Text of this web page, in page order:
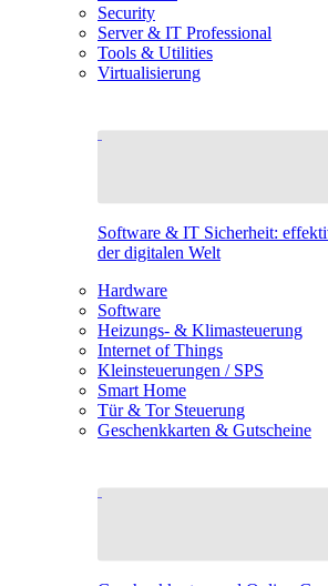
Security
Server & IT Professional
Tools & Utilities
Virtualisierung
Software & IT Sicherheit:
der digitalen Welt
Hardware
Software
Heizungs- & Klimasteuerung
Internet of Things
Kleinsteuerungen / SPS
Smart Home
Tür & Tor Steuerung
Geschenkkarten & Gutscheine